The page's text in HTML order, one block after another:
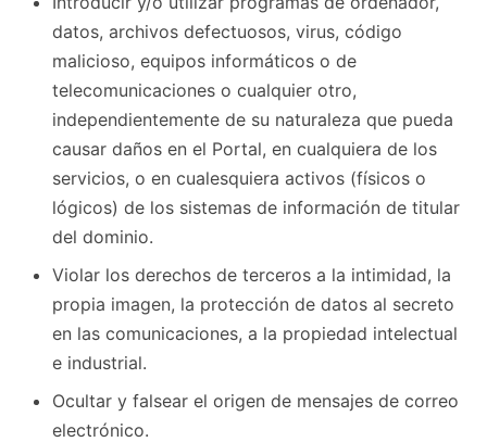
datos, archivos defectuosos, virus, código
malicioso, equipos informáticos o de
telecomunicaciones o cualquier otro,
independientemente de su naturaleza que pueda
causar daños en el Portal, en cualquiera de los
servicios, o en cualesquiera activos (físicos o
lógicos) de los sistemas de información de titular
del dominio.
Violar los derechos de terceros a la intimidad, la
propia imagen, la protección de datos al secreto
en las comunicaciones, a la propiedad intelectual
e industrial.
Ocultar y falsear el origen de mensajes de correo
electrónico.